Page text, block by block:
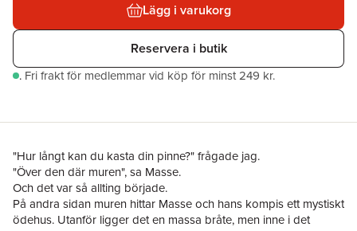
Lägg i varukorg
Reservera i butik
. Fri frakt för medlemmar vid köp för minst 249 kr.
"Hur långt kan du kasta din pinne?" frågade jag.
"Över den där muren", sa Masse.
Och det var så allting började.
På andra sidan muren hittar Masse och hans kompis ett mystiskt
ödehus. Utanför ligger det en massa bråte, men inne i det